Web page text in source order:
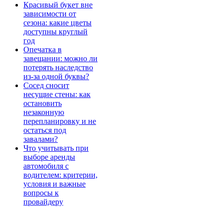
Красивый букет вне
зависимости от
сезона: какие цветы
доступны круглый
год
Опечатка в
завещании: можно ли
потерять наследство
из-за одной буквы?
Сосед сносит
несущие стены: как
остановить
незаконную
перепланировку и не
остаться под
завалами?
Что учитывать при
выборе аренды
автомобиля с
водителем: критерии,
условия и важные
вопросы к
провайдеру